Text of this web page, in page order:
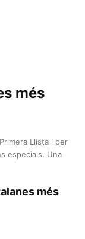
més
Llista i per
especials. Una
més